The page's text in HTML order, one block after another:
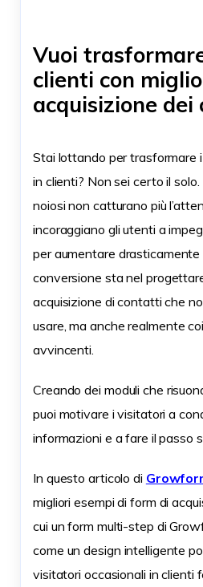
Vuoi
clienti con
acquisizione
Stai lottando per trasformare
in clienti? Non sei certo il solo.
noiosi non catturano più
incoraggiano gli utenti a
per aumentare drasticamente
conversione sta nel
acquisizione di contatti che
usare, ma anche realmente
avvincenti.
Creando dei moduli che
puoi motivare i visitatori a
informazioni e a fare il passo
In questo articolo di
migliori esempi di form di
cui un form multi-step di
come un design intelligente
visitatori occasionali in clienti